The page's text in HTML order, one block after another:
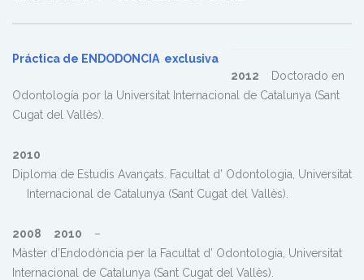
Práctica de ENDODONCIA exclusiva
2012
Doctorado en
Odontología por la Universitat Internacional de Catalunya (Sant
Cugat del Vallès).
2010
Diploma de Estudis Avançats. Facultat d’ Odontologia, Universitat
Internacional de Catalunya (Sant Cugat del Vallès).
2008 –
2010
Màster d’Endodòncia per la Facultat d’ Odontologia, Universitat
Internacional de Catalunya (Sant Cugat del Vallès).